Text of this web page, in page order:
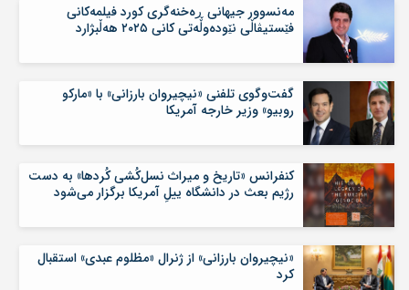
مەنسوور جیهانی ڕه‌خنه‌گری کورد فیلمه‌کانی
فێستیڤاڵی نێوده‌وڵه‌تی کانی ۲۰۲۵ هه‌ڵبژارد
گفت‌وگوی تلفنی «نیچیروان بارزانی» با «مارکو
روبیو» وزیر خارجه آمریکا
کنفرانس «تاریخ و میراث نسل‌کُشی کُردها» به دست
رژیم بعث در دانشگاه ییلِ آمریکا برگزار می‌شود
«نیچیروان بارزانی» از ژنرال «مظلوم عبدی» استقبال
کرد